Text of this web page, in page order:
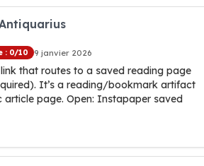
: 0/10 9 janvier 2026
that routes to a saved reading page
It’s a reading/bookmark artifact
article page. Open: Instapaper saved